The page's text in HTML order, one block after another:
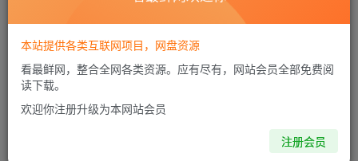
项目介绍
历经半年，走了无数弯路，交了无数学费。终于给兄弟们把
本站提供各类互联网项目，网盘资源
看最鲜网，整合全网各类资源。应有尽有，网站会员全部免费阅
读下载。
欢迎你注册升级为本网站会员
注册会员